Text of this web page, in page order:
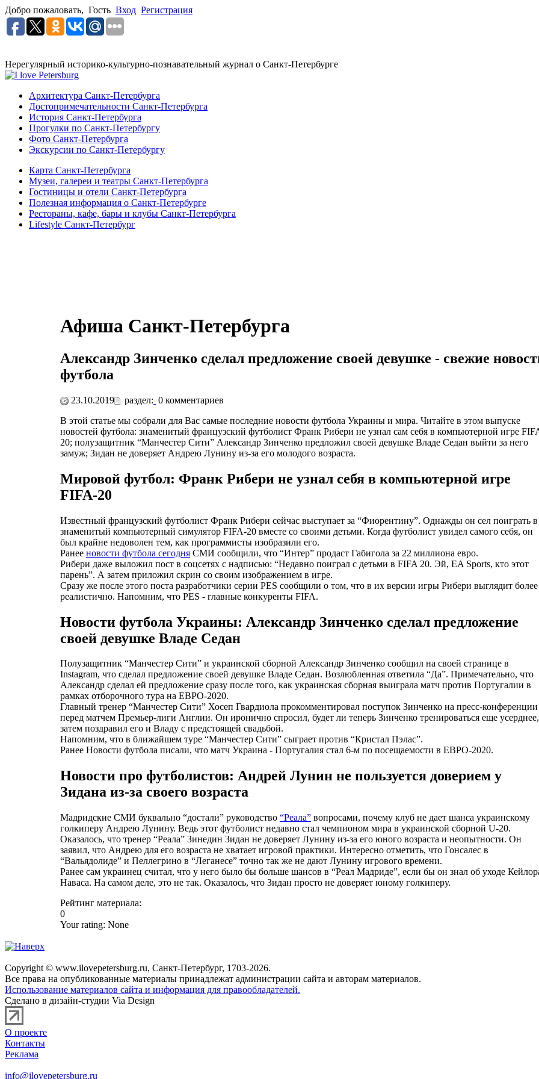
Добро пожаловать, Гость Вход Регистрация
Нерегулярный историко-культурно-познавательный журнал о Санкт-Петербурге
Архитектура Санкт-Петербурга
Достопримечательности Санкт-Петербурга
История Санкт-Петербурга
Прогулки по Санкт-Петербургу
Фото Санкт-Петербурга
Экскурсии по Санкт-Петербургу
Карта Санкт-Петербурга
Музеи, галереи и театры Санкт-Петербурга
Гостиницы и отели Санкт-Петербурга
Полезная информация о Санкт-Петербурге
Рестораны, кафе, бары и клубы Санкт-Петербурга
Lifestyle Санкт-Петербург
Афиша Санкт-Петербурга
Александр Зинченко сделал предложение своей девушке - свежие
футбола
23.10.2019 раздел: 0 комментариев
В этой статье мы собрали для Вас самые последние новости футбола Украины и мира. Читайте в этом выпуске
новостей футбола: знаменитый французский футболист Франк Рибери не узнал сам себя в компьютерной игре
20; полузащитник “Манчестер Сити” Александр Зинченко предложил своей девушке Владе Седан выйти за него
замуж; Зидан не доверяет Андрею Лунину из-за его молодого возраста.
Мировой футбол: Франк Рибери не узнал себя в компьютерной игре
FIFA-20
Известный французский футболист Франк Рибери сейчас выступает за “Фиорентину”. Однажды он сел поиграть в
знаменитый компьютерный симулятор FIFA-20 вместе со своими детьми. Когда футболист увидел самого себя, он
был крайне недоволен тем, как программисты изобразили его.
Ранее новости футбола сегодня СМИ сообщили, что “Интер” продаст Габигола за 22 миллиона евро.
Рибери даже выложил пост в соцсетях с надписью: “Недавно поиграл с детьми в FIFA 20. Эй, EA Sports, кто этот
парень”. А затем приложил скрин со своим изображением в игре.
Сразу же после этого поста разработчики серии PES сообщили о том, что в их версии игры Рибери выглядит более
реалистично. Напомним, что PES - главные конкуренты FIFA.
Новости футбола Украины: Александр Зинченко сделал предложение
своей девушке Владе Седан
Полузащитник “Манчестер Сити” и украинской сборной Александр Зинченко сообщил на своей странице в
Instagram, что сделал предложение своей девушке Владе Седан. Возлюбленная ответила “Да”. Примечательно, что
Александр сделал ей предложение сразу после того, как украинская сборная выиграла матч против Португалии в
рамках отборочного тура на ЕВРО-2020.
Главный тренер “Манчестер Сити” Хосеп Гвардиола прокомментировал поступок Зинченко на пресс-конференции
перед матчем Премьер-лиги Англии. Он иронично спросил, будет ли теперь Зинченко тренироваться еще
затем поздравил его и Владу с предстоящей свадьбой.
Напомним, что в ближайшем туре “Манчестер Сити” сыграет против “Кристал Пэлас”.
Ранее Новости футбола писали, что матч Украина - Португалия стал 6-м по посещаемости в ЕВРО-2020.
Новости про футболистов: Андрей Лунин не пользуется доверием у
Зидана из-за своего возраста
Мадридские СМИ буквально “достали” руководство “Реала” вопросами, почему клуб не дает шанса украинскому
голкиперу Андрею Лунину. Ведь этот футболист недавно стал чемпионом мира в украинской сборной U-20.
Оказалось, что тренер “Реала” Зинедин Зидан не доверяет Лунину из-за его юного возраста и неопытности. Он
заявил, что Андрею для его возраста не хватает игровой практики. Интересно отметить, что Гонсалес в
“Вальядолиде” и Пеллегрино в “Леганесе” точно так же не дают Лунину игрового времени.
Ранее сам украинец считал, что у него было бы больше шансов в “Реал Мадриде”, если бы он знал об уходе
Наваса. На самом деле, это не так. Оказалось, что Зидан просто не доверяет юному голкиперу.
Рейтинг материала:
0
Your rating: None
Copyright © www.ilovepetersburg.ru, Санкт-Петербург, 1703-2026.
Все права на опубликованные материалы принадлежат администрации сайта и авторам материалов.
Использование материалов сайта и информация для правообладателей.
Сделано в дизайн-студии Via Design
О проекте
Контакты
Реклама
info@ilovepetersburg.ru